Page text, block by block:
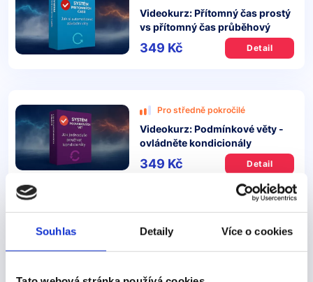
Souhlas Detaily Více o cookies
Videokurz: Přítomný čas prostý
vs přítomný čas průběhový
349 Kč Detail
Pro středně pokročilé
Videokurz: Podmínkové věty -
ovládněte kondicionály
349 Kč Detail
Související články:
Anglická slova na E